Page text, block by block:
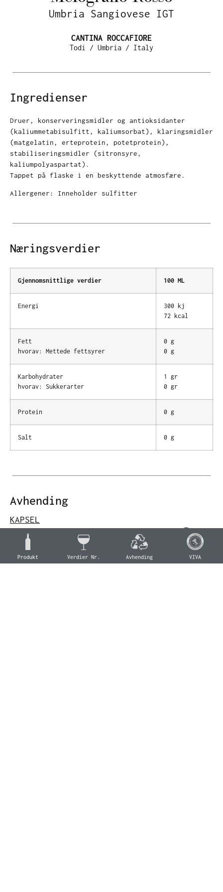
Umbria Sangiovese IGT
CANTINA ROCCAFIORE
Todi / Umbria / Italy
Ingredienser
Druer, konserveringsmidler og antioksidanter
(kaliummetabisulfitt, kaliumsorbat), klaringsmidler
(matgelatin, erteprotein, potetprotein),
stabiliseringsmidler (sitronsyre,
kaliumpolyaspartat).
Tappet på flaske i en beskyttende atmosfære.
Allergener: Inneholder sulfitter
Næringsverdier
Gjennomsnittlige verdier 100 ML
Energi
300 kj
72 kcal
Fett
hvorav: Mettede fettsyrer
0 g
0 g
Karbohydrater
hvorav: Sukkerarter
1 gr
0 gr
Protein 0 g
Salt 0 g
Avhending
KAPSEL
Aluminium (C/ALU 90)
Aluminium collection
Produkt Verdier Nr. Avhending VIVA